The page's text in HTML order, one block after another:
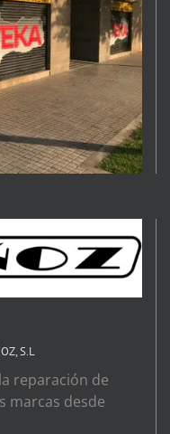
S.L
reparación de
marcas desde